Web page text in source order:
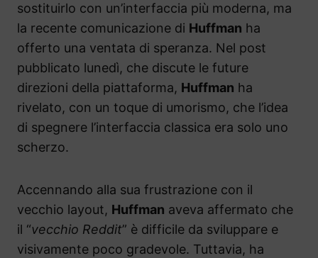
sostituirlo con un’interfaccia più moderna, ma
la recente comunicazione di Huffman ha
offerto una ventata di speranza. Nel post
pubblicato lunedì, che discute le future
direzioni della piattaforma, Huffman ha
rivelato, con un toque di umorismo, che l’idea
di spegnere l’interfaccia classica era solo uno
scherzo.
Accennando alla sua frustrazione con il
vecchio layout, Huffman aveva affermato che
il “vecchio Reddit” è difficile da sviluppare e
visivamente poco gradevole. Tuttavia, ha